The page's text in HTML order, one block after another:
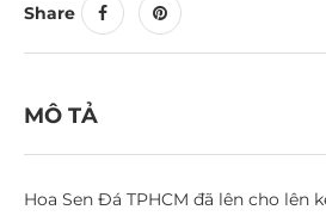
Share
MÔ TẢ
Hoa Sen Đá TPHCM đã lên cho lên